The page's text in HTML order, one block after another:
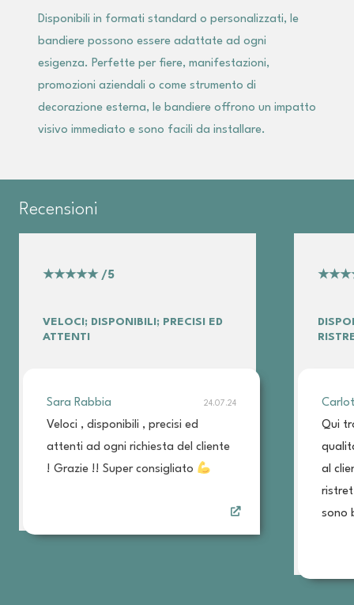
Disponibili in formati standard o personalizzati, le
bandiere possono essere adattate ad ogni
esigenza. Perfette per fiere, manifestazioni,
promozioni aziendali o come strumento di
decorazione esterna, le bandiere offrono un impatto
visivo immediato e sono facili da installare.
Recensioni
★★★★★/5
VELOCI; DISPONIBILI; PRECISI ED
ATTENTI
Sara Rabbia 24.07.24
Veloci , disponibili , precisi ed
attenti ad ogni richiesta del cliente
! Grazie !! Super consigliato
Qui
al
sono